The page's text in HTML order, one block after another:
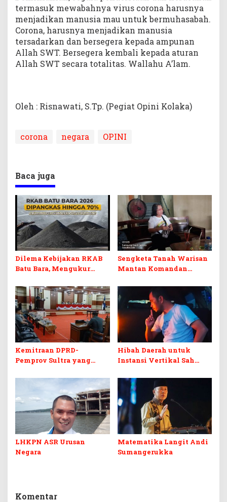
termasuk mewabahnya virus corona harusnya
menjadikan manusia mau untuk bermuhasabah.
Corona, harusnya menjadikan manusia
tersadarkan dan bersegera kepada ampunan
Allah SWT. Bersegera kembali kepada aturan
Allah SWT secara totalitas. Wallahu A’lam.
Oleh : Risnawati, S.Tp. (Pegiat Opini Kolaka)
corona negara OPINI
Baca juga
Dilema Kebijakan RKAB
Batu Bara, Mengukur
Penerimaan Negara dan
Kepastian Investasi
Sengketa Tanah Warisan
Mantan Komandan
Warisan Menjadi Arena
Pemerasan
Kemitraan DPRD-
Pemprov Sultra yang
Hibah Daerah untuk
Instansi Vertikal Sah
Terikat Syarat Ketat
LHKPN ASR Urusan
Negara
Matematika Langit Andi
Sumangerukka
Komentar